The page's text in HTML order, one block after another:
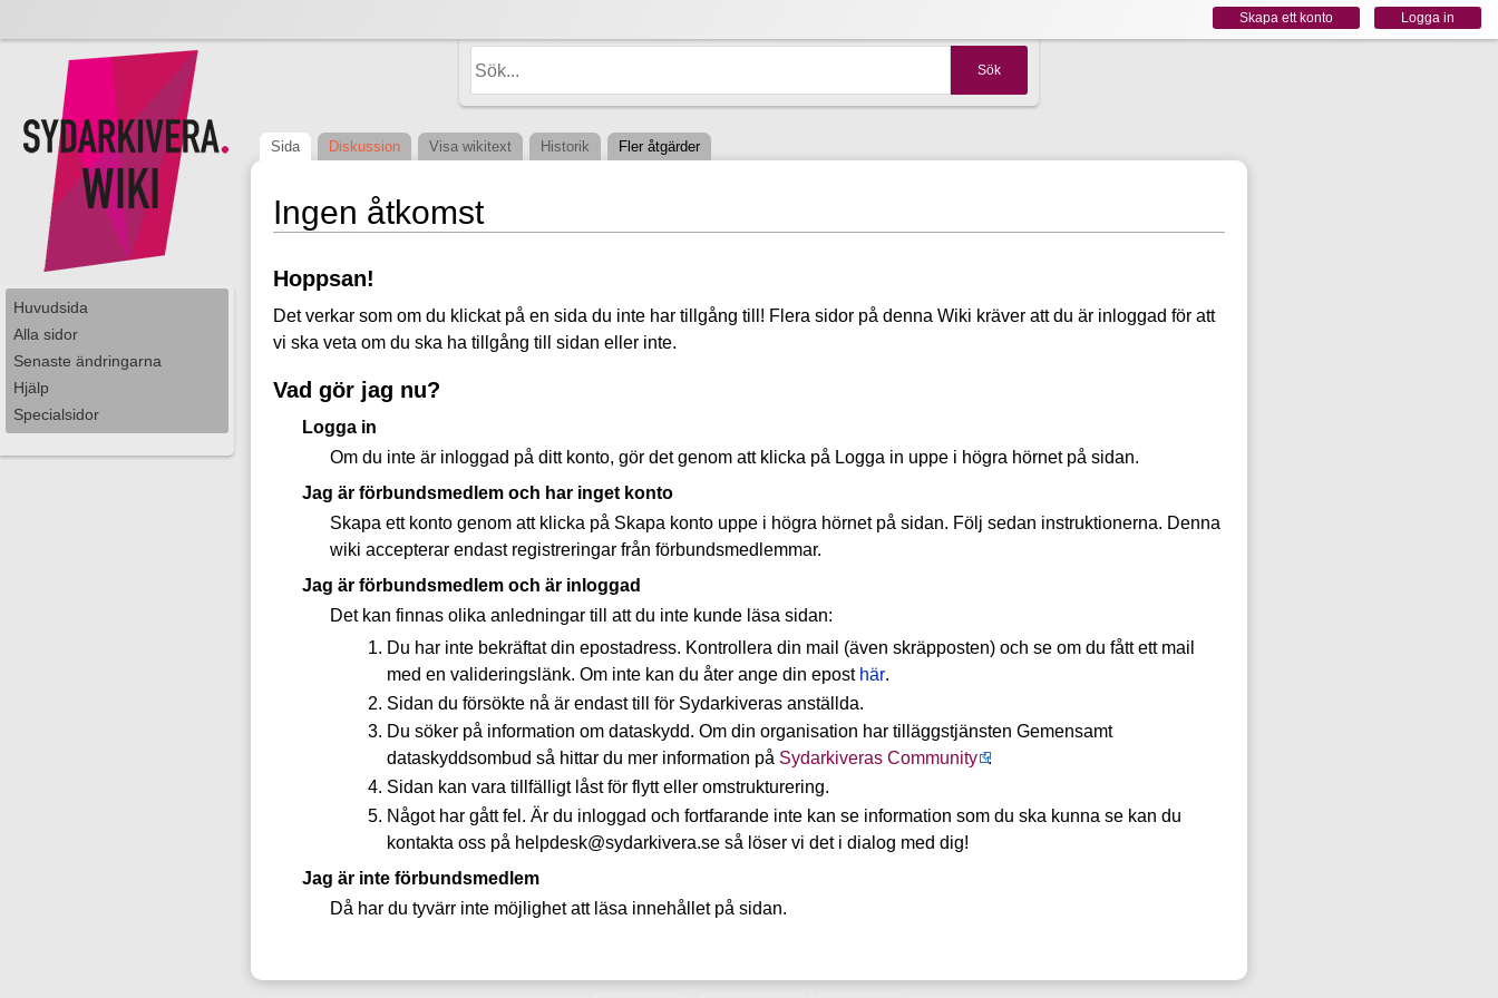
Skapa ett konto Logga in
Huvudsida
Alla sidor
Senaste ändringarna
Hjälp
Specialsidor
Sida Diskussion Visa wikitext Historik Fler åtgärder
Ingen åtkomst
Hoppsan!
Det verkar som om du klickat på en sida du inte har tillgång till! Flera sidor på denna Wiki kräver att du är inloggad för att
vi ska veta om du ska ha tillgång till sidan eller inte.
Vad gör jag nu?
Logga in
Om du inte är inloggad på ditt konto, gör det genom att klicka på Logga in uppe i högra hörnet på sidan.
Jag är förbundsmedlem och har inget konto
Skapa ett konto genom att klicka på Skapa konto uppe i högra hörnet på sidan. Följ sedan instruktionerna. Denna
wiki accepterar endast registreringar från förbundsmedlemmar.
Jag är förbundsmedlem och är inloggad
Det kan finnas olika anledningar till att du inte kunde läsa sidan:
Du har inte bekräftat din epostadress. Kontrollera din mail (även skräpposten) och se om du fått ett mail
med en valideringslänk. Om inte kan du åter ange din epost här.
Sidan du försökte nå är endast till för Sydarkiveras anställda.
Du söker på information om dataskydd. Om din organisation har tilläggstjänsten Gemensamt
dataskyddsombud så hittar du mer information på Sydarkiveras Community .
Sidan kan vara tillfälligt låst för flytt eller omstrukturering.
Något har gått fel. Är du inloggad och fortfarande inte kan se information som du ska kunna se kan du
kontakta oss på helpdesk@sydarkivera.se så löser vi det i dialog med dig!
Jag är inte förbundsmedlem
Då har du tyvärr inte möjlighet att läsa innehållet på sidan.